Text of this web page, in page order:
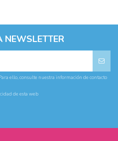
NEWSLETTER
ello, consulte nuestra información de contacto
de esta web